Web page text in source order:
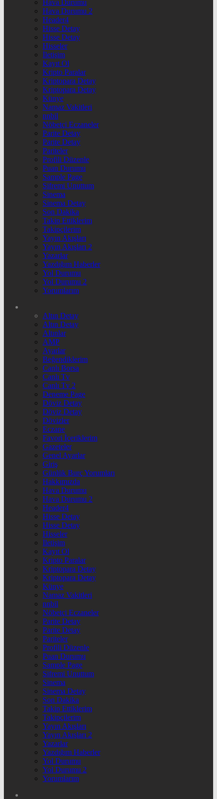
Hava Durumu
Hava Durumu 2
Header4
Hisse Detay
Hisse Detay
Hisseler
İletişim
Kayıt Ol
Kripto Paralar
Kriptopara Detay
Kriptopara Detay
Künye
Namaz Vakitleri
nnbil
Nöbetçi Eczaneler
Parite Detay
Parite Detay
Pariteler
Profili Düzenle
Puan Durumu
Sample Page
Şifremi Unuttum
Sinema
Sinema Detay
Son Dakika
Takip Ettiklerim
Takipçilerim
Yayın Akışları
Yayın Akışları 2
Yazarlar
Yazdığım Haberler
Yol Durumu
Yol Durumu 2
Yorumlarım
Altın Detay
Altın Detay
Altınlar
AMP
Ayarlar
Beğendiklerim
Canlı Borsa
Canlı Tv
Canlı Tv 2
Deneme Page
Döviz Detay
Döviz Detay
Dövizler
Eczane
Favori İçeriklerim
Gazeteler
Genel Ayarlar
Giriş
Günlük Burç Yorumları
Hakkımızda
Hava Durumu
Hava Durumu 2
Header4
Hisse Detay
Hisse Detay
Hisseler
İletişim
Kayıt Ol
Kripto Paralar
Kriptopara Detay
Kriptopara Detay
Künye
Namaz Vakitleri
nnbil
Nöbetçi Eczaneler
Parite Detay
Parite Detay
Pariteler
Profili Düzenle
Puan Durumu
Sample Page
Şifremi Unuttum
Sinema
Sinema Detay
Son Dakika
Takip Ettiklerim
Takipçilerim
Yayın Akışları
Yayın Akışları 2
Yazarlar
Yazdığım Haberler
Yol Durumu
Yol Durumu 2
Yorumlarım